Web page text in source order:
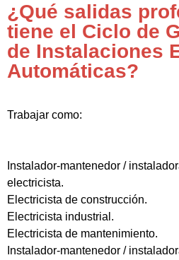
¿Qué salidas
tiene el Ciclo de
de Instalaciones
Automáticas?
Trabajar como:
Instalador-mantenedor /
electricista.
Electricista de construcción.
Electricista industrial.
Electricista de mantenimiento.
Instalador-mantenedor /